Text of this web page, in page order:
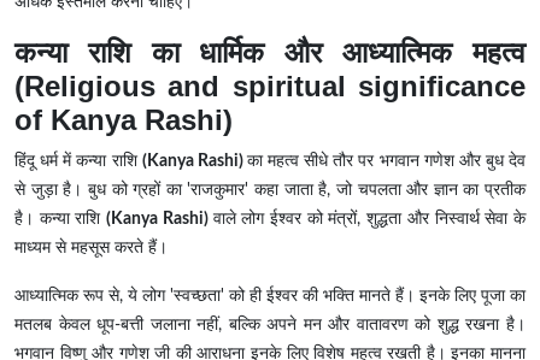
कन्या राशि का धार्मिक और आध्यात्मिक महत्व
(Religious and spiritual significance
of Kanya Rashi)
हिंदू धर्म में कन्या राशि (Kanya Rashi) का महत्व सीधे तौर पर भगवान गणेश और बुध देव
से जुड़ा है। बुध को ग्रहों का 'राजकुमार' कहा जाता है, जो चपलता और ज्ञान का प्रतीक
है। कन्या राशि(Kanya Rashi) वाले लोग ईश्वर को मंत्रों, शुद्धता और निस्वार्थ सेवा के
माध्यम से महसूस करते हैं।
आध्यात्मिक रूप से, ये लोग 'स्वच्छता' को ही ईश्वर की भक्ति मानते हैं। इनके लिए पूजा का
मतलब केवल धूप-बत्ती जलाना नहीं, बल्कि अपने मन और वातावरण को शुद्ध रखना है।
भगवान विष्णु और गणेश जी की आराधना इनके लिए विशेष महत्व रखती है। इनका मानना